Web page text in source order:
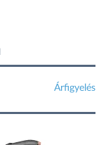
Árfigyelés